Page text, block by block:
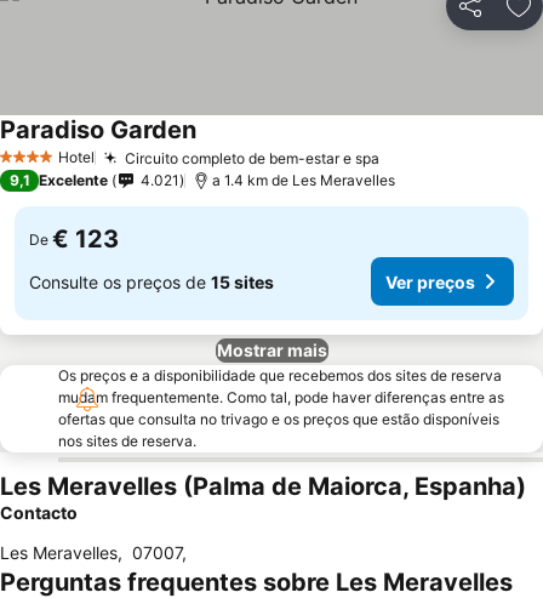
Partilhar
4 EstrelasHotel Circuito completo de bem-estar e spa
Paradiso Garden
9,1 Excelente 4.021 a 1.4 km de Les Meravelles
De € 123
Consulte os preços de 15 sites Ver preços
Mostrar mais
Os preços e a disponibilidade que recebemos dos sites de reserva
mudam frequentemente. Como tal, pode haver diferenças entre as
ofertas que consulta no trivago e os preços que estão disponíveis
nos sites de reserva.
Les Meravelles (Palma de Maiorca, Espanha)
Contacto
Les Meravelles, 07007,
Perguntas frequentes sobre Les Meravelles